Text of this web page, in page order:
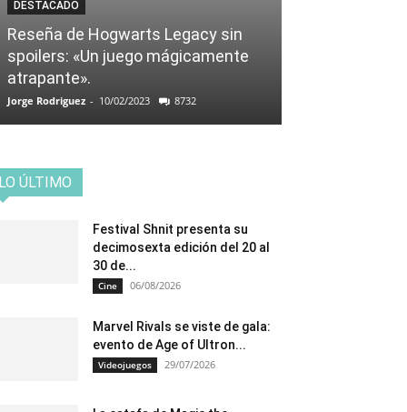
DESTACADO
Reseña de Hogwarts Legacy sin
spoilers: «Un juego mágicamente
atrapante».
Jorge Rodriguez - 10/02/2023 8732
LO ÚLTIMO
Festival Shnit presenta su
decimosexta edición del 20 al
30 de...
Cine 06/08/2026
Marvel Rivals se viste de gala:
evento de Age of Ultron...
Videojuegos 29/07/2026